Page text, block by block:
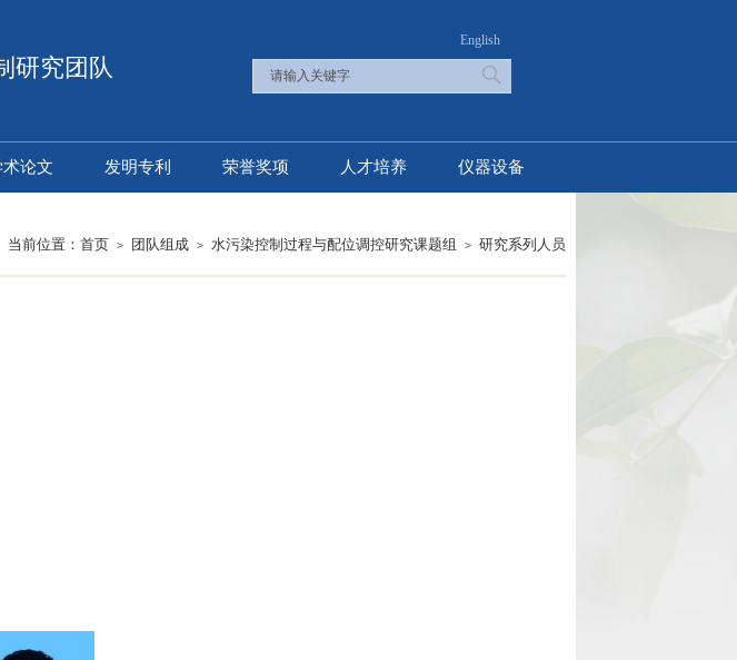
研究团队
English
术论文 发明专利 荣誉奖项 人才培养 仪器设备
当前位置： 首页 团队组成 水污染控制过程与配位调控研究课题组 研究系列人员